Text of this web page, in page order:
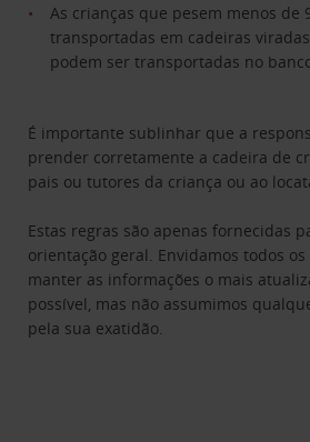
As crianças que pesem menos de
transportadas em cadeiras
podem ser transportadas no
É importante sublinhar que a
prender corretamente a cadeira de
pais ou tutores da criança ou ao
Estas regras são apenas fornecidas
orientação geral. Envidamos todos
manter as informações o mais
possível, mas não assumimos
pela sua exatidão.